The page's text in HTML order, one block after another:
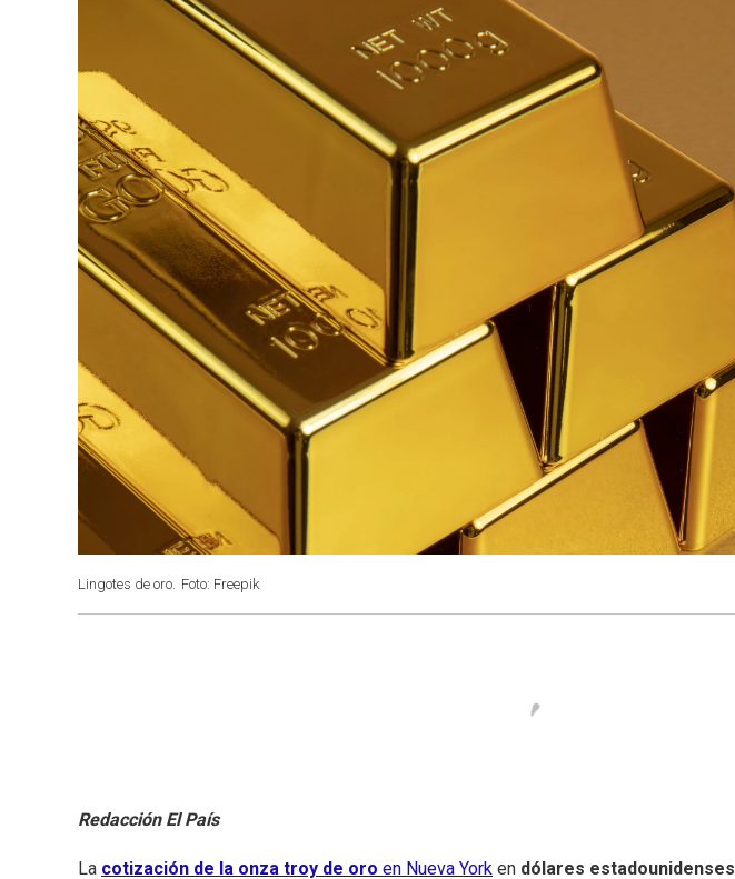
Lingotes de oro. Foto: Freepik
Redacción El País
La cotización de la onza troy de oro en Nueva York en dólares estadounidenses